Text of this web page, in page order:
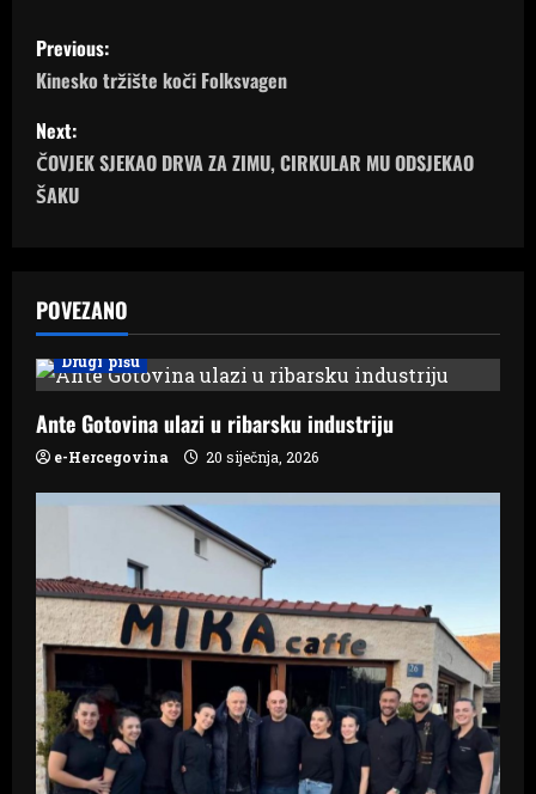
P
o
s
t
a
v
i
g
a
i
o
n
Previous:
Kinesko tržište koči Folksvagen
Next:
ČOVJEK SJEKAO DRVA ZA ZIMU, CIRKULAR MU ODSJEKAO
ŠAKU
POVEZANO
Drugi pišu
Ante Gotovina ulazi u ribarsku industriju
e-Hercegovina 20 siječnja, 2026